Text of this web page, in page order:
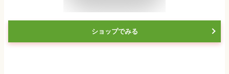
ショップでみる